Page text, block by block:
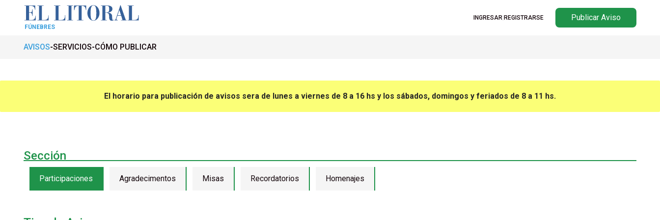
FÚNEBRES
INGRESAR REGISTRARSE Publicar Aviso
AVISOS SERVICIOS CÓMO PUBLICAR
El horario para publicación de avisos sera de lunes a viernes de 8 a 16 hs y los sábados, domingos y feriados de 8 a 11 hs.
Sección
Participaciones Agradecimentos Misas Recordatorios Homenajes